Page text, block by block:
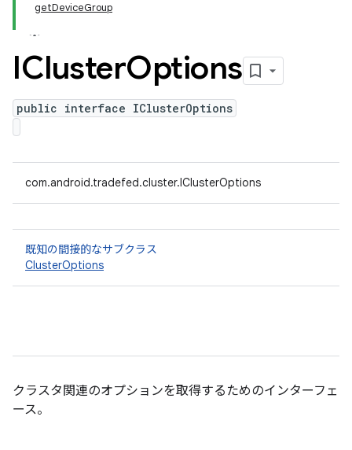
getDeviceGroup
IClusterOptions
public interface IClusterOptions
com.android.tradefed.cluster.IClusterOptions
既知の間接的なサブクラス
ClusterOptions
クラスタ関連のオプションを取得するためのインターフェ
ース。